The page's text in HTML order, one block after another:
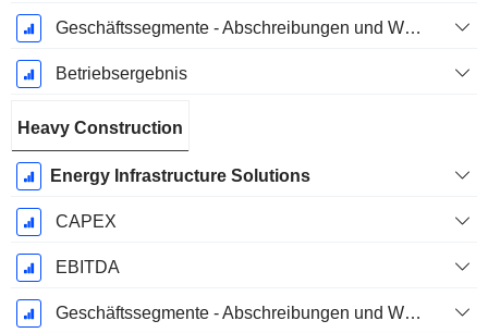
Geschäftssegmente - Abschreibungen und Wertminderungen
Betriebsergebnis
Heavy Construction
Energy Infrastructure Solutions
CAPEX
EBITDA
Geschäftssegmente - Abschreibungen und Wertminderungen